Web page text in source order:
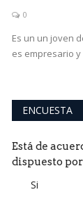
0
Es un un joven
es empresario y
ENCUESTA
Está de
dispuesto
Si